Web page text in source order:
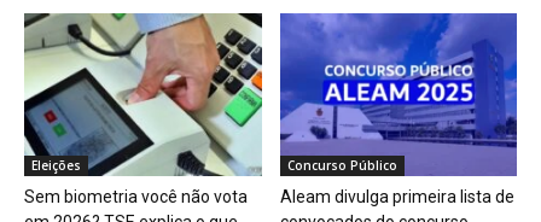
Eleições
Sem biometria você não vota
Concurso Público
Aleam divulga primeira lista de